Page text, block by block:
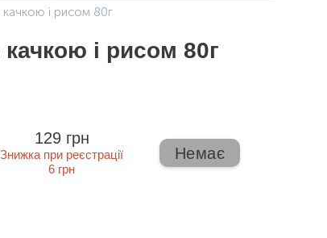
качкою і рисом 80г
і рисом 80г
129 грн
Знижка при реєстрації
6 грн
Немає